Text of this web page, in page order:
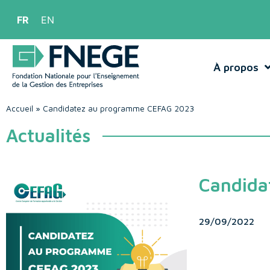
FR EN
À propos
Accueil » Candidatez au programme CEFAG 2023
Actualités
29/09/2022